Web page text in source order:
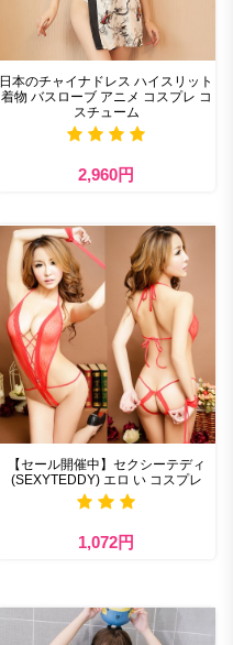
日本のチャイナドレス ハイスリット
着物 バスローブ アニメ コスプレ コ
スチューム
2,960円
【セール開催中】セクシーテディ
(SEXYTEDDY) エロ い コスプレ
1,072円